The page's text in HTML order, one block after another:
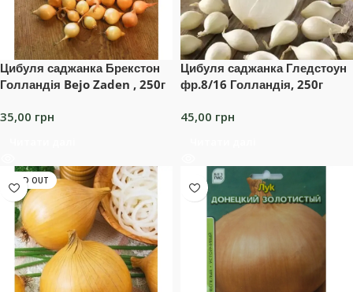
Цибуля саджанка Брекстон
Голландія Bejo Zaden , 250г
35,00 грн
Цибуля саджанка Гледстоун
фр.8/16 Голландія, 250г
45,00 грн
SOLD OUT